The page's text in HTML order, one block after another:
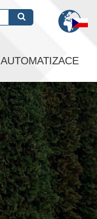
AUTOMATIZACE